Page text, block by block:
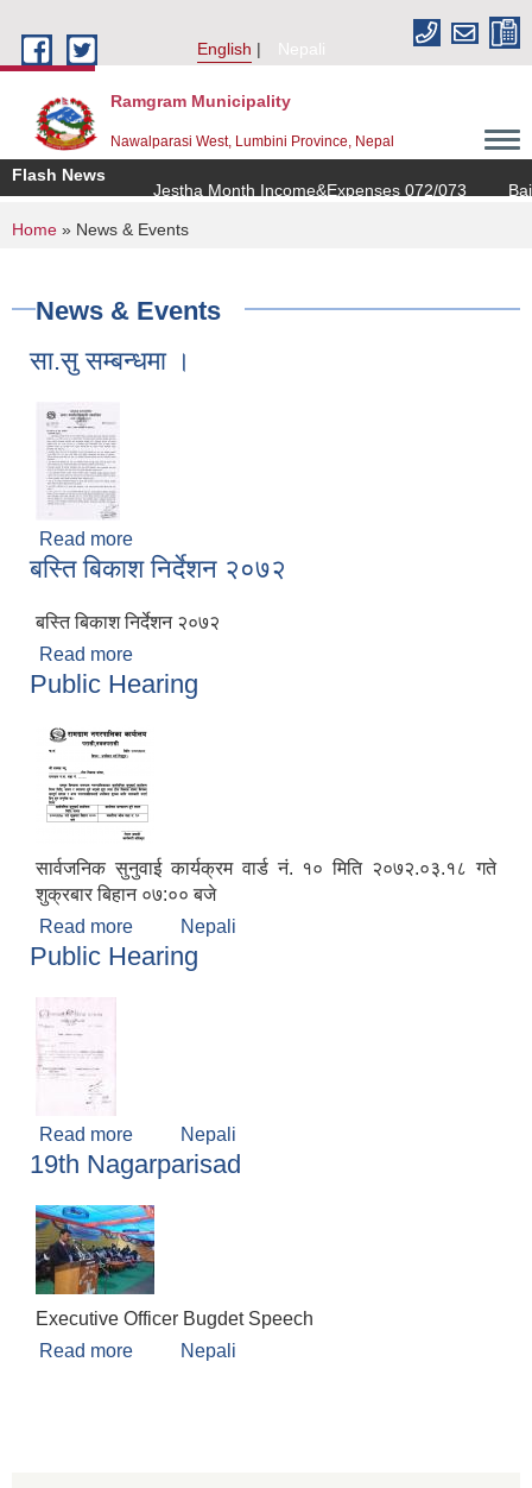
English
Nepali
Ramgram Municipality
Nawalparasi West, Lumbini Province, Nepal
Flash News
Jestha Month Income&Expenses 072/073
You are here
Home » News & Events
News & Events
सा.सु सम्बन्धमा ।
Read more
बस्ति बिकाश निर्देशन २०७२
बस्ति बिकाश निर्देशन २०७२
Read more
Public Hearing
सार्वजनिक सुनुवाई कार्यक्रम वार्ड नं. १० मिति २०७२.०३.१८ गते
शुक्रबार बिहान ०७:०० बजे
Read more about Public Hearing
Nepali
Public Hearing
Read more about Public Hearing
Nepali
19th Nagarparisad
Executive Officer Bugdet Speech
Read more about 19th Nagarparisad
Nepali